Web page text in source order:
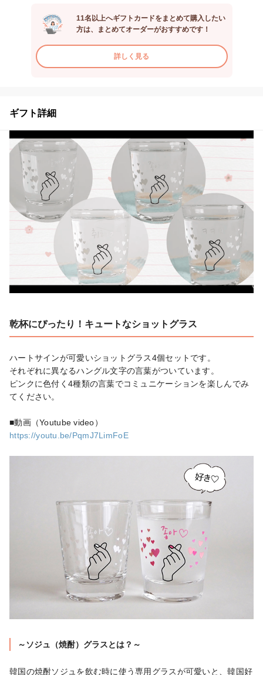
11名以上へギフトカードをまとめて購入したい
方は、まとめてオーダーがおすすめです！
詳しく見る
ギフト詳細
乾杯にぴったり！キュートなショットグラス
ハートサインが可愛いショットグラス4個セットです。
それぞれに異なるハングル文字の言葉がついています。
ピンクに色付く4種類の言葉でコミュニケーションを楽しんでみ
てください。
https://youtu.be/PqmJ7LimFoE
～ソジュ（焼酎）グラスとは？～
韓国の焼酎ソジュを飲む時に使う専用グラスが可愛いと、韓国好